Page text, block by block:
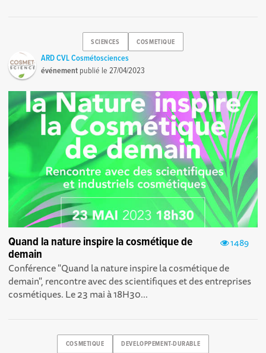
SCIENCES COSMETIQUE
ARD CVL Cosmétosciences
événement publié le27/04/2023
1489
Quand la nature inspire la cosmétique de
demain
Conférence "Quand la nature inspire la cosmétique de
demain", rencontre avec des scientifiques et des entreprises
cosmétiques. Le 23 mai à 18H30...
COSMETIQUE DEVELOPPEMENT-DURABLE